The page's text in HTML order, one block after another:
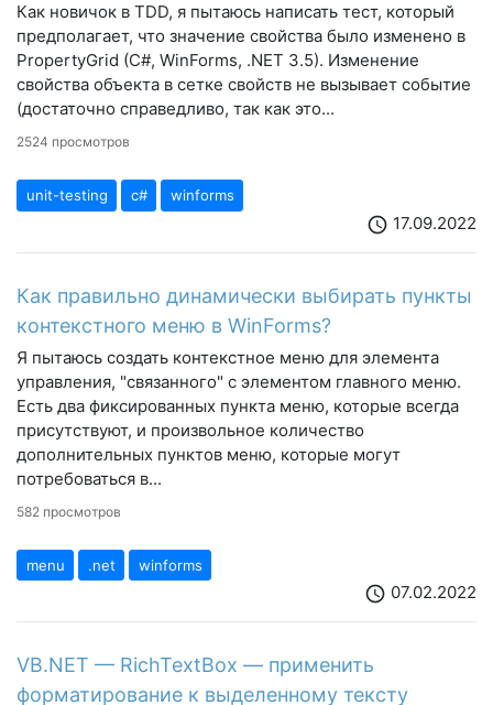
Как новичок в TDD, я пытаюсь написать тест, который
предполагает, что значение свойства было изменено в
PropertyGrid (C#, WinForms, .NET 3.5). Изменение
свойства объекта в сетке свойств не вызывает событие
(достаточно справедливо, так как это...
2524 просмотров
unit-testing c# winforms
schedule 17.09.2022
Как правильно динамически выбирать пункты
контекстного меню в WinForms?
Я пытаюсь создать контекстное меню для элемента
управления, "связанного" с элементом главного меню.
Есть два фиксированных пункта меню, которые всегда
присутствуют, и произвольное количество
дополнительных пунктов меню, которые могут
потребоваться в...
582 просмотров
menu .net winforms
schedule 07.02.2022
VB.NET — RichTextBox — применить
форматирование к выделенному тексту